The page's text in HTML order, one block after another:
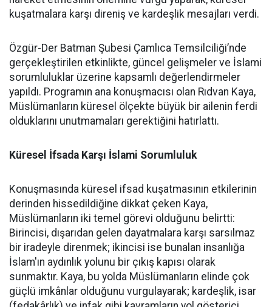
kuşatmalara karşı direniş ve kardeşlik mesajları verdi.
Özgür-Der Batman Şubesi Çamlıca Temsilciliği’nde
gerçekleştirilen etkinlikte, güncel gelişmeler ve İslami
sorumluluklar üzerine kapsamlı değerlendirmeler
yapıldı. Programın ana konuşmacısı olan Rıdvan Kaya,
Müslümanların küresel ölçekte büyük bir ailenin ferdi
olduklarını unutmamaları gerektiğini hatırlattı.
Küresel İfsada Karşı İslami Sorumluluk
Konuşmasında küresel ifsad kuşatmasının etkilerinin
derinden hissedildiğine dikkat çeken Kaya,
Müslümanların iki temel görevi olduğunu belirtti:
Birincisi, dışarıdan gelen dayatmalara karşı sarsılmaz
bir iradeyle direnmek; ikincisi ise bunalan insanlığa
İslam'ın aydınlık yolunu bir çıkış kapısı olarak
sunmaktır. Kaya, bu yolda Müslümanların elinde çok
güçlü imkânlar olduğunu vurgulayarak; kardeşlik, isar